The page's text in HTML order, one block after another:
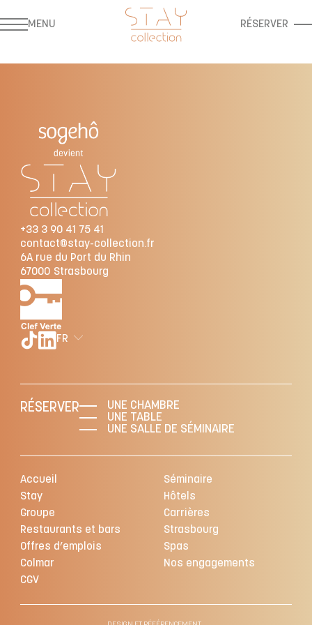
MENU RÉSERVER
+33 3 90 41 75 41
contact@stay-collection.fr
6A rue du Port du Rhin
67000 Strasbourg
FR
RÉSERVER
UNE CHAMBRE
UNE TABLE
UNE SALLE DE SÉMINAIRE
Accueil
Séminaire
Stay
Hôtels
Groupe
Carrières
Restaurants et bars
Strasbourg
Offres d’emplois
Spas
Colmar
Nos engagements
CGV